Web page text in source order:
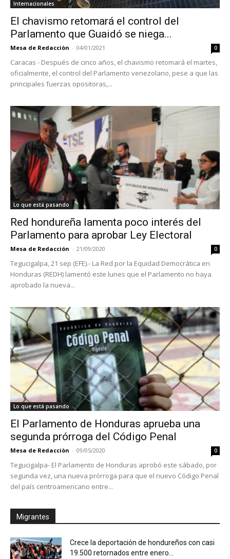
Internacionales
El chavismo retomará el control del
Parlamento que Guaidó se niega...
Mesa de Redacciòn - 04/01/2021 0
Caracas - Después de cinco años, el chavismo retomará el martes,
oficialmente, el control del Parlamento venezolano, pese a que las
principales fuerzas opositoras,...
Lo que está pasando
Red hondureña lamenta poco interés del
Parlamento para aprobar Ley Electoral
Mesa de Redacción - 21/09/2020 0
Tegucigalpa, 21 sep (EFE).- La Red por la Equidad Democrática en
Honduras (REDH) lamentó este lunes que el Parlamento no haya
aprobado la nueva...
Lo que está pasando
El Parlamento de Honduras aprueba una
segunda prórroga del Código Penal
Mesa de Redacciòn - 09/05/2020 0
Tegucigalpa- El Parlamento de Honduras aprobó este sábado, por
segunda vez, una nueva prórroga para que el nuevo Código Penal
del país centroamericano entre...
Migrantes
Crece la deportación de hondureños con casi
19.500 retornados entre enero...